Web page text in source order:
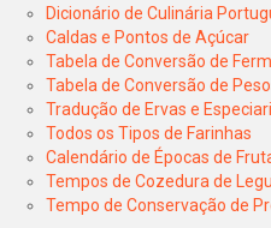
Dicionário de Culinária
Caldas e Pontos de Açúcar
Tabela de Conversão de
Tabela de Conversão de
Tradução de Ervas e
Todos os Tipos de Farinhas
Calendário de Épocas de
Tempos de Cozedura de
Tempo de Conservação de